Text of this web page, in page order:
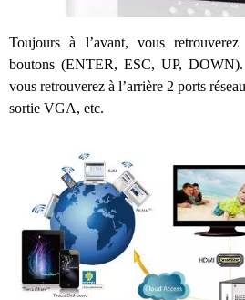
Toujours à l’avant, vous
boutons (ENTER, ESC, UP,
vous retrouverez à l’arrière 2 ports
sortie VGA, etc.